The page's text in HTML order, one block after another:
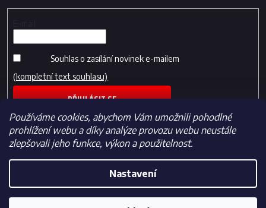
Používáme cookies, abychom Vám umožnili pohodlné
prohlížení webu a díky analýze provozu webu neustále
zlepšovali jeho funkce, výkon a použitelnost.
Nastavení
Souhlas o zasílání novinek e-mailem
(kompletní text souhlasu)
PŘIHLÁSIT SE
Vytvořil Shoptet